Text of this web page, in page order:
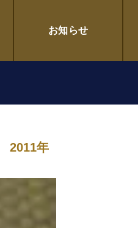
お知らせ
2011年